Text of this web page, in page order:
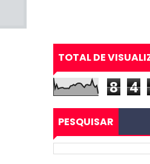
TOTAL DE
8 4
PESQUISAR